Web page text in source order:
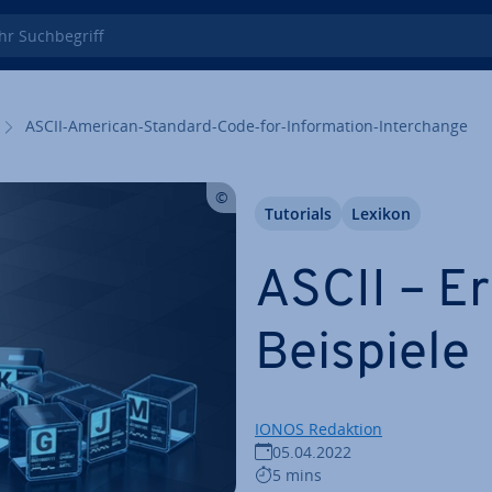
Such­be­griff
ASCII-American-Standard-Code-for-In­for­ma­ti­on-In­ter­ch­an­ge
ASCII –
Beispiele
IONOS Redaktion
05.04.2022
5 mins
Tutorials Lexikon